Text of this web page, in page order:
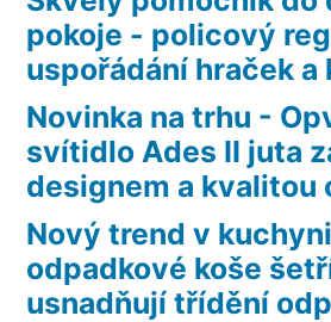
pokoje - policový
uspořádání hraček a
Novinka na trhu -
svítidlo Ades II juta
designem a kvalitou
Nový trend v
odpadkové koše
usnadňují třídění